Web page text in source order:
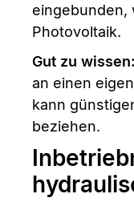
eingebunden,
Photovoltaik.
Gut zu wissen:
an einen
kann
beziehen.